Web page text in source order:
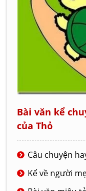
Bài văn kể
của Thỏ
Câu chuyện
Kể về người